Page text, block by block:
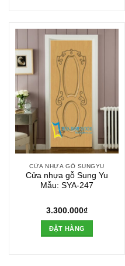
CỬA NHỰA GỖ SUNGYU
Cửa nhựa gỗ Sung Yu
Mẫu: SYA-247
3.300.000₫
ĐẶT HÀNG